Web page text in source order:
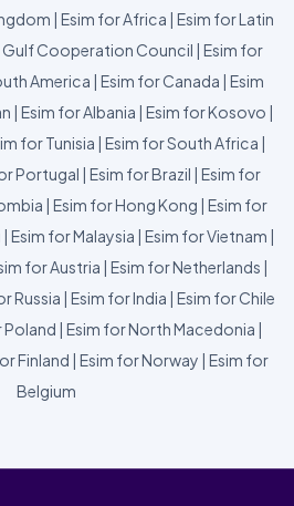
| Esim for Africa | Esim for Latin
Gulf Cooperation Council | Esim for
America | Esim for Canada | Esim
| Esim for Albania | Esim for Kosovo |
for Tunisia | Esim for South Africa |
Portugal | Esim for Brazil | Esim for
| Esim for Hong Kong | Esim for
| Esim for Malaysia | Esim for Vietnam |
for Austria | Esim for Netherlands |
Russia | Esim for India | Esim for Chile
Poland | Esim for North Macedonia |
Finland | Esim for Norway | Esim for
Belgium